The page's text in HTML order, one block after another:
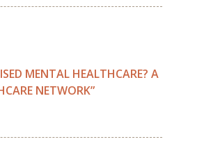
MENTAL HEALTHCARE? A
NETWORK”